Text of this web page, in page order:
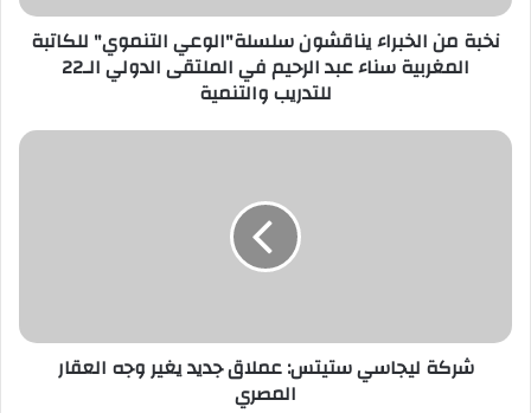
ر
نخبة من الخبراء يناقشون سلسلة"الوعي التنموي" للكاتبة
المغربية سناء عبد الرحيم في الملتقى الدولي الـ22
للتدريب والتنمية
شركة ليجاسي ستيتس: عملاق جديد يغير وجه العقار
المصري